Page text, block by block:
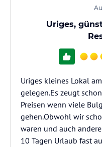
Uriges,
Uriges kleines Lokal
gelegen.Es zeugt
Preisen wenn viele
gehen.Obwohl wir
waren und auch
10 Tagen Urlaub fast